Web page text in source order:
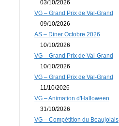
03/10/2026
VG – Grand Prix de Val-Grand
09/10/2026
AS – Diner Octobre 2026
10/10/2026
VG – Grand Prix de Val-Grand
10/10/2026
VG – Grand Prix de Val-Grand
11/10/2026
VG – Animation d'Halloween
31/10/2026
VG – Compétition du Beaujolais